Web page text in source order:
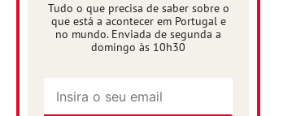
Tudo o que precisa de saber sobre o
que está a acontecer em Portugal e
no mundo. Enviada de segunda a
domingo às 10h30